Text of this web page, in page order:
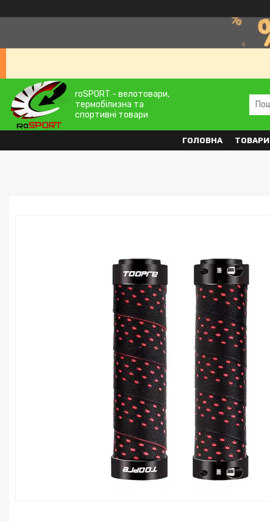
roSPORT - велотовари,
термобілизна та
спортивні товари
ГОЛОВНА ТОВАРИ